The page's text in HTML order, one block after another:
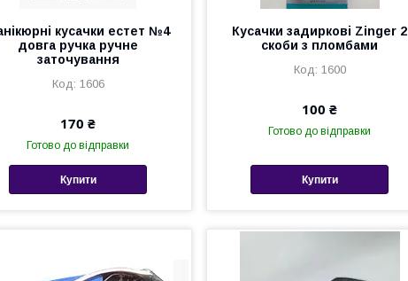
кусачки естет №4
довга ручка ручне
заточування
1606
170 ₴
Готово до відправки
Купити
Кусачки задиркові Zinger 2
скоби з пломбами
1600
100 ₴
Готово до відправки
Купити